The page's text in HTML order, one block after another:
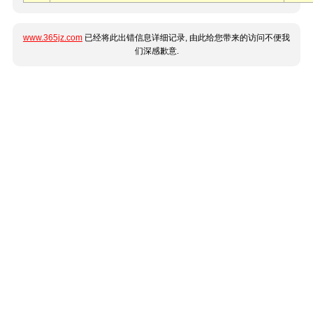
www.365jz.com 已经将此出错信息详细记录, 由此给您带来的访问不便我
们深感歉意.